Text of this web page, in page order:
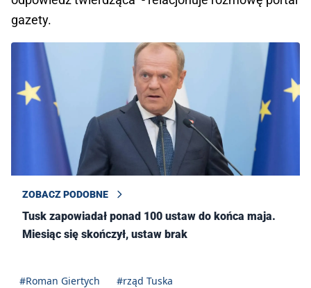
gazety.
ZOBACZ PODOBNE
Tusk zapowiadał ponad 100 ustaw do końca maja.
Miesiąc się skończył, ustaw brak
#Roman Giertych #rząd Tuska